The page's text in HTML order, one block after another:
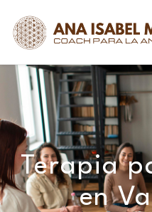
Terapia
en